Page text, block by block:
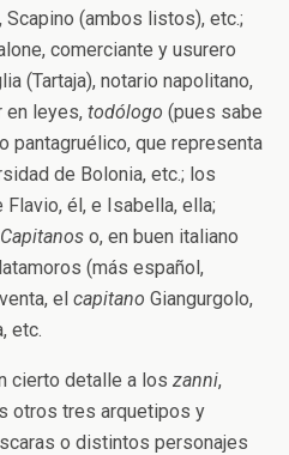
(ambos listos), etc.;
comerciante y usurero
(Tartaja), notario napolitano,
en leyes, todólogo (pues sabe
pantagruélico, que representa
de Bolonia, etc.; los
Flavio, él, e Isabella, ella;
Capitanos o, en buen italiano
(más español,
el capitano Giangurgolo,
etc.
cierto detalle a los zanni,
otros tres arquetipos y
o distintos personajes